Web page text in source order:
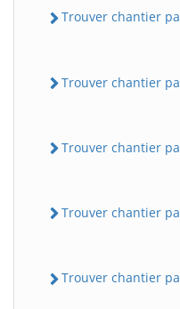
Trouver chantier
Trouver chantier
Trouver chantier
Trouver chantier
Trouver chantier